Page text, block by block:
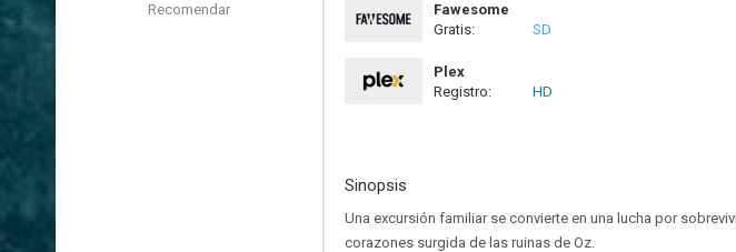
Recomendar
Fawesome
Gratis:
SD
Plex
Registro:
HD
Sinopsis
Una excursión familiar se convierte en una lucha por
corazones surgida de las ruinas de Oz.